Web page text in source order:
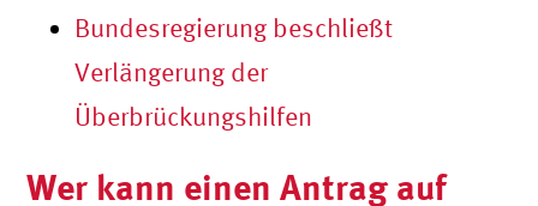
Bundesregierung beschließt
Verlängerung der
Überbrückungshilfen
Wer kann einen Antrag auf